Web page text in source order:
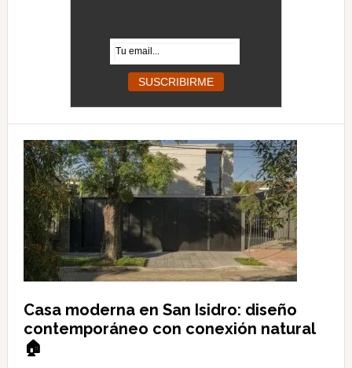
Casa moderna en San Isidro: diseño
contemporáneo con conexión natural
🏠